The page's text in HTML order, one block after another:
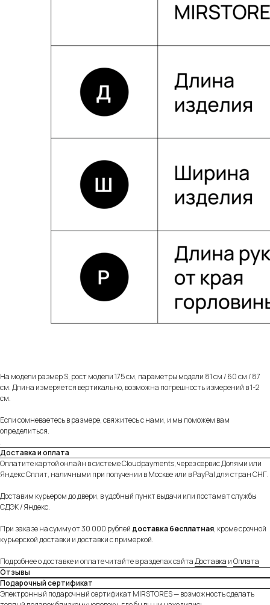
На модели размер S, рост модели 175 см, параметры модели 81 см / 60 см / 87
см. Длина измеряется вертикально, возможна погрешность измерений в 1-2
см.
Если сомневаетесь в размере, свяжитесь с нами, и мы поможем вам
определиться.
.
Доставка и оплата
Оплатите картой онлайн в системе Cloudpayments, через сервис Долями или
Яндекс Сплит, наличными при получении в Москве или в PayPal для стран СНГ.
Доставим курьером до двери, в удобный пункт выдачи или постамат службы
СДЭК / Яндекс.
При заказе на сумму от 30 000 рублей доставка бесплатная, кроме срочной
курьерской доставки и доставки с примеркой.
Подробнее о доставке и оплате читайте в разделах сайтаДоставка иОплата
Отзывы
Подарочный сертификат
Электронный подарочный сертификат MIRSTORES — возможность сделать
создания и упаковки наших товаров.
Индивидуальное изготовление
Разные опции доставки
способом — курьером в день заказа по Москве
или в ближайший к вам пункт выдачи заказов.
Подробнее
Удобная и безопасная оплата
любого банка или частично через сервисы
«Долями» и Яндекс «Сплит».